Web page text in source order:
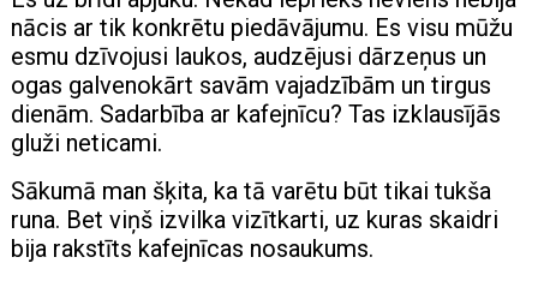
nācis ar tik konkrētu piedāvājumu. Es visu mūžu
esmu dzīvojusi laukos, audzējusi dārzeņus un
ogas galvenokārt savām vajadzībām un tirgus
dienām. Sadarbība ar kafejnīcu? Tas izklausījās
gluži neticami.
Sākumā man šķita, ka tā varētu būt tikai tukša
runa. Bet viņš izvilka vizītkarti, uz kuras skaidri
bija rakstīts kafejnīcas nosaukums.